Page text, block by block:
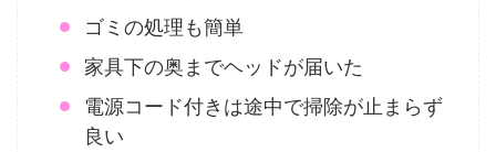
ゴミの処理も簡単
家具下の奥までヘッドが届いた
電源コード付きは途中で掃除が止まらず
良い